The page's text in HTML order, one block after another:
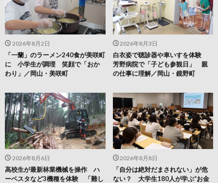
2026年8月8日
「自分は絶対だまされない」が危
ない？ 大学生180人が学ぶ“お金
2026年8月6日
高校生が最新林業機械を操作 ハ
ーベスタなど3機種を体験 「難し
2026年8月3日
白衣姿で聴診器や車いすを体験
芳野病院で「子ども参観日」 親
の仕事に理解／岡山・鏡野町
2026年8月2日
「一蘭」のラーメン240食が美咲町
に 小学生が調理 笑顔で「おか
わり」／岡山・美咲町